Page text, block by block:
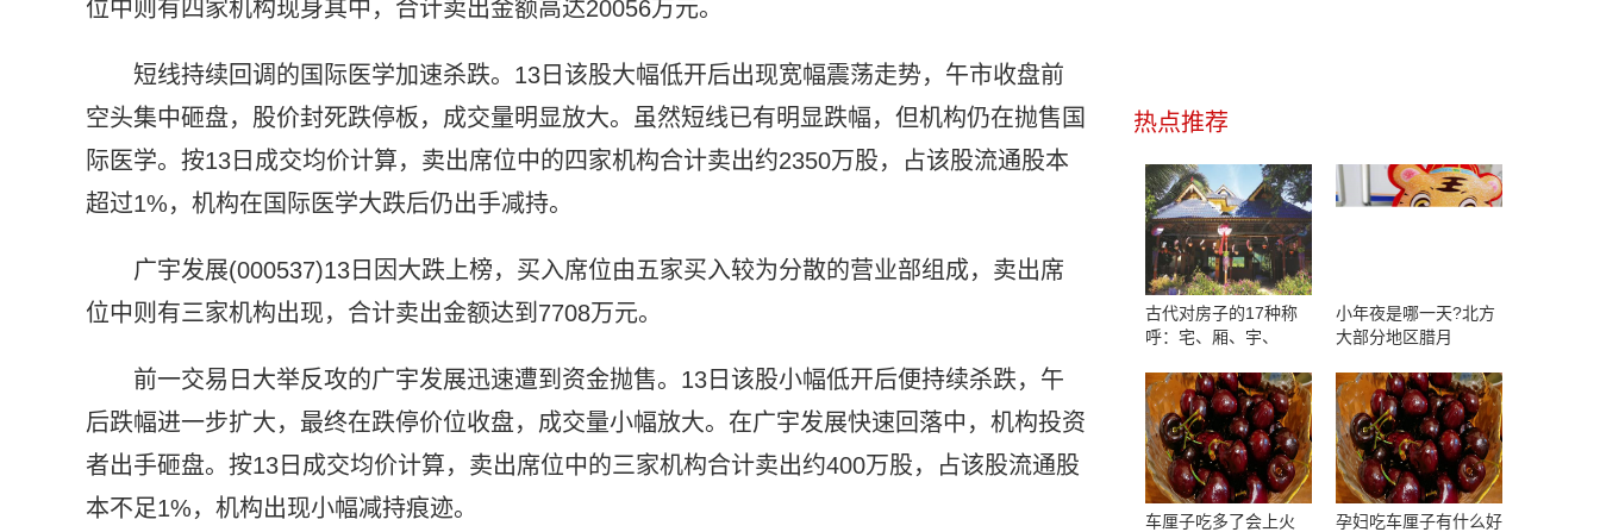
位中则有四家机构现身其中，合计卖出金额高达20056万元。
短线持续回调的国际医学加速杀跌。13日该股大幅低开后出现宽幅震荡走势，午市收盘前
空头集中砸盘，股价封死跌停板，成交量明显放大。虽然短线已有明显跌幅，但机构仍在抛售国
际医学。按13日成交均价计算，卖出席位中的四家机构合计卖出约2350万股，占该股流通股本
超过1%，机构在国际医学大跌后仍出手减持。
广宇发展(000537)13日因大跌上榜，买入席位由五家买入较为分散的营业部组成，卖出席
位中则有三家机构出现，合计卖出金额达到7708万元。
前一交易日大举反攻的广宇发展迅速遭到资金抛售。13日该股小幅低开后便持续杀跌，午
后跌幅进一步扩大，最终在跌停价位收盘，成交量小幅放大。在广宇发展快速回落中，机构投资
者出手砸盘。按13日成交均价计算，卖出席位中的三家机构合计卖出约400万股，占该股流通股
本不足1%，机构出现小幅减持痕迹。
热点推荐
古代对房子的17种称
呼：宅、厢、宇、
小年夜是哪一天?北方
大部分地区腊月
车厘子吃多了会上火
孕妇吃车厘子有什么好